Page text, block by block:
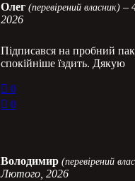
Олег (перевірений власник) –
2026
Підписався на пробний
спокійніше їздить. Дякую
0
0
Володимир (перевірений
Лютого, 2026